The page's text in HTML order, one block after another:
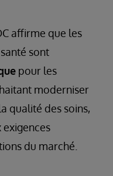
affirme que les
sont
pour les
moderniser
qualité des soins,
exigences
du marché.